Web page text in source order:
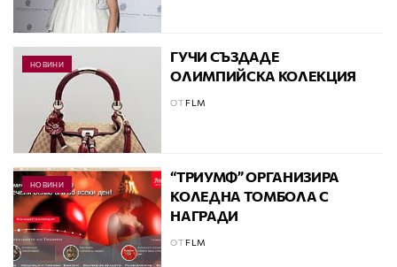
НОВИНИ
ГУЧИ СЪЗДАДЕ
ОЛИМПИЙСКА КОЛЕКЦИЯ
ОТ FLM
НОВИНИ
“ТРИУМФ” ОРГАНИЗИРА
КОЛЕДНА ТОМБОЛА С
НАГРАДИ
ОТ FLM